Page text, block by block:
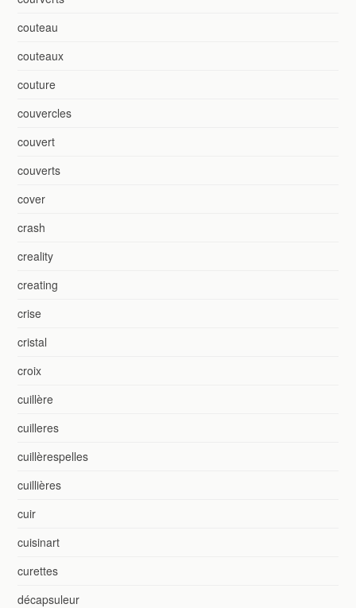
couteau
couteaux
couture
couvercles
couvert
couverts
cover
crash
creality
creating
crise
cristal
croix
cuillère
cuilleres
cuillèrespelles
cuillières
cuir
cuisinart
curettes
décapsuleur